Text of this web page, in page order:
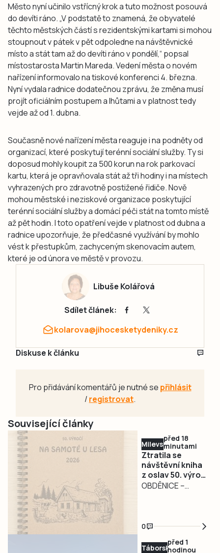
Město nyní učinilo vstřícný krok a tuto možnost posouvá
do devíti ráno. „V podstatě to znamená, že obyvatelé
těchto městských částí s rezidentskými kartami si mohou
stoupnout v pátek v pět odpoledne na návštěvnické
místo a stát tam až do devíti ráno v pondělí,“ popsal
místostarosta Martin Mareda. Vedení města o novém
nařízení informovalo na tiskové konferenci 4. března.
Nyní vydala radnice dodatečnou zprávu, že změna musí
projít oficiálním postupem a lhůtami a v platnost tedy
vejde až od 1. dubna.
Současně nové nařízení města reaguje i na podněty od
organizací, které poskytují terénní sociální služby. Ty si
doposud mohly koupit za 500 korun na rok parkovací
kartu, která je opravňovala stát až tři hodiny i na místech
vyhrazených pro zdravotně postižené řidiče. Nově
mohou městské i neziskové organizace poskytující
terénní sociální služby a domácí péči stát na tomto místě
až pět hodin. I toto opatření vejde v platnost od dubna a
radnice upozorňuje, že předčasné využívání by mohlo
vést k přestupkům, zachyceným skenovacím autem,
které je od února ve městě v provozu.
Libuše Kolářová
Sdílet článek:
kolarova@jihocesketydeniky.cz
Diskuse k článku
Pro přidávání komentářů je nutné se přihlásit
/registrovat.
Související články
Milevsko
před 18
minutami
Ztratila se
návštěvní kniha
z oslav 50. výročí
filmu Na samotě
OBDĚNICE –
poznamenala
oslavy 50. výročí
kultovního filmu Na
0
Táborsko
před 1
hodinou